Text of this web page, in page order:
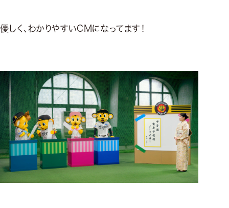
優しく、わかりやすいCMになってます！